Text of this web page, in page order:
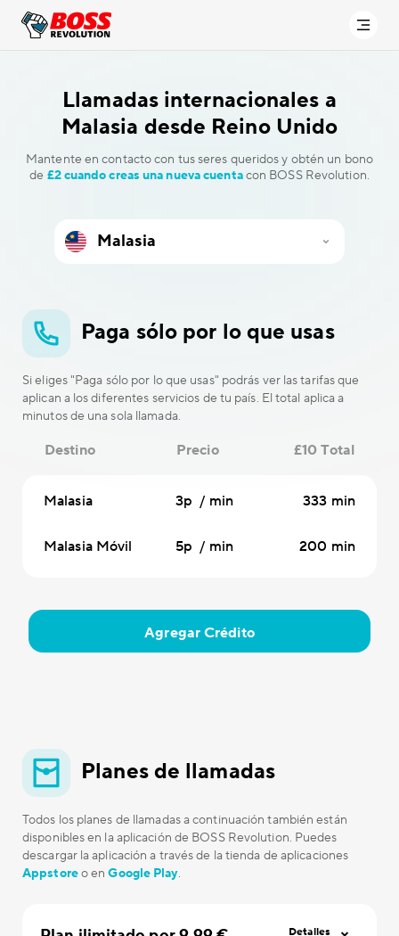
Llamadas internacionales a
Malasia desde Reino Unido
Mantente en contacto con tus seres queridos y obtén un bono
de £2 cuando creas una nueva cuentacon BOSS Revolution.
Paga sólo por lo que usas
Si eliges "Paga sólo por lo que usas" podrás ver las tarifas que
aplican a los diferentes servicios de tu país. El total aplica a
minutos de una sola llamada.
Destino Precio £10 Total
Malasia 3p / min 333 min
Malasia Móvil 5p / min 200 min
Agregar Crédito
Planes de llamadas
Todos los planes de llamadas a continuación también están
disponibles en la aplicación de BOSS Revolution. Puedes
descargar la aplicación a través de la tienda de aplicaciones
Appstoreo enGoogle Play.
Detalles